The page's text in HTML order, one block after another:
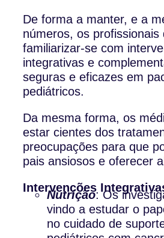
De forma a manter, e a
números, os profissionais
familiarizar-se com
integrativas e
seguras e eficazes em
pediátricos.
Da mesma forma, os
estar cientes dos
preocupações para que
pais ansiosos e oferecer
Intervenções
Nutrição: Os
vindo a estudar o
no cuidado de